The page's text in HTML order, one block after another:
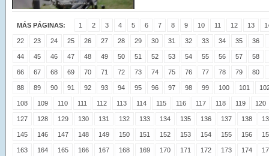
MÁS PÁGINAS: 1 2 3 4 5 6 7 8 9 10 11 12 13
22 23 24 25 26 27 28 29 30 31 32 33 34 35 36
44 45 46 47 48 49 50 51 52 53 54 55 56 57 58
66 67 68 69 70 71 72 73 74 75 76 77 78 79 80
88 89 90 91 92 93 94 95 96 97 98 99 100 101
108 109 110 111 112 113 114 115 116 117 118 119 120
127 128 129 130 131 132 133 134 135 136 137 138
145 146 147 148 149 150 151 152 153 154 155 156
163 164 165 166 167 168 169 170 171 172 173 174